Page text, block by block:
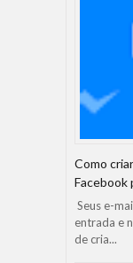
Como
Facebook
Seus e-
entrada e
de cria...